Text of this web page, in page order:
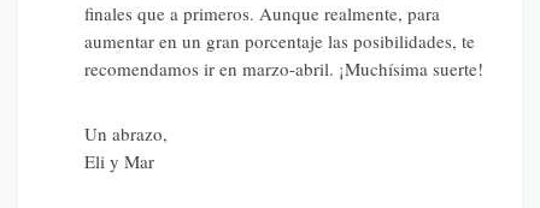
finales que a primeros. Aunque realmente, para
aumentar en un gran porcentaje las posibilidades, te
recomendamos ir en marzo-abril. ¡Muchísima suerte!
Un abrazo,
Eli y Mar